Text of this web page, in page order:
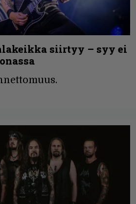
siirtyy – syy ei